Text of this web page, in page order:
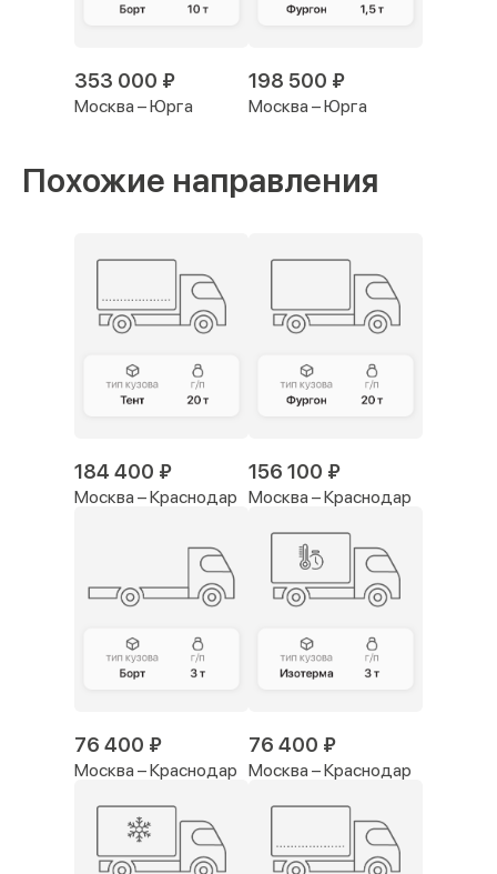
353 000 ₽
Москва – Юрга
198 500 ₽
Москва – Юрга
Похожие направления
184 400 ₽
Москва – Краснодар
156 100 ₽
Москва – Краснодар
76 400 ₽
Москва – Краснодар
76 400 ₽
Москва – Краснодар